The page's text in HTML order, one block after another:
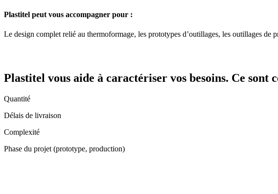
Plastitel peut vous accompagner pour :
Le design complet relié au thermoformage, les prototypes d’outillages, les outillages
Plastitel vous aide à caractériser vos besoins. Ce
Quantité
Délais de livraison
Complexité
Phase du projet (prototype, production)